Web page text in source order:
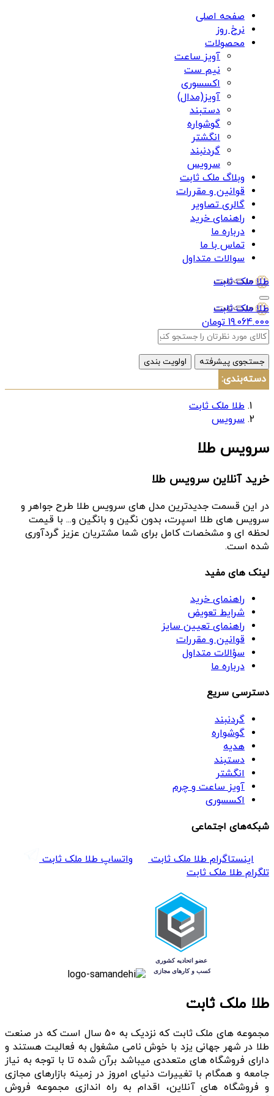
صفحه اصلی
نرخ روز
محصولات
آویز ساعت
نیم ست
اکسسوری
آویز(مدال)
دستبند
گوشواره
انگشتر
گردنبند
سرویس
وبلاگ ملک ثابت
قوانین و مقررات
گالری تصاویر
راهنمای خرید
درباره ما
تماس با ما
سوالات متداول
طلا ملک ثابت
طلا ملک ثابت
19.064.000 تومان
جستجوی پیشرفته اولویت بندی
دسته‌بندی:
طلا ملک ثابت
سرویس
سرویس طلا
خرید آنلاین سرویس طلا
در این قسمت جدیدترین مدل های سرویس طلا طرح جواهر و
سرویس های طلا اسپرت، بدون نگین و بانگین و... با قیمت
لحظه ای و مشخصات کامل برای شما مشتریان عزیز گردآوری
شده است.
لینک های مفید
راهنمای خرید
شرایط تعویض
راهنمای تعیین سایز
قوانین و مقررات
سؤالات متداول
درباره ما
دسترسی سریع
گردنبند
گوشواره
هدیه
دستبند
انگشتر
آویز ساعت و چرم
اکسسوری
شبکه‌های اجتماعی
اینستاگرام طلا ملک ثابت
واتساپ طلا ملک ثابت
تلگرام طلا ملک ثابت
طلا ملک ثابت
مجموعه های ملک ثابت که نزدیک به 50 سال است که در صنعت
طلا در شهر جهانی یزد با خوش نامی مشغول به فعالیت هستند و
دارای فروشگاه های متعددی میباشد برآن شده تا با توجه به نیاز
جامعه و همگام با تغییرات دنیای امروز در زمینه بازارهای مجازی
و فروشگاه های آنلاین، اقدام به راه اندازی مجموعه فروش